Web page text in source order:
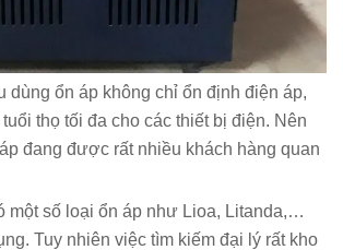
dùng ổn áp không chỉ ổn định điện áp,
thọ tối đa cho các thiết bị điện. Nên
đang được rất nhiều khách hàng quan
một số loại ổn áp như Lioa, Litanda,…
Tuy nhiên việc tìm kiếm đại lý rất kho